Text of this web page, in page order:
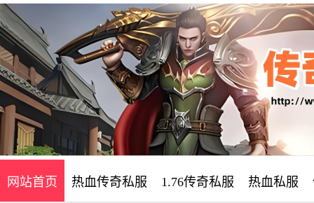
网站首页 热血传奇私服 1.76传奇私服 热血私服